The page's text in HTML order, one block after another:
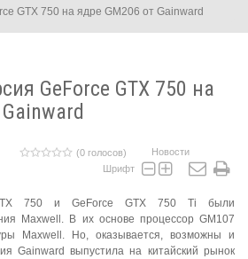
GTX 750 на ядре GM206 от Gainward
GeForce GTX 750 на
(0 голосов)
Новости
Шрифт
750 и GeForce GTX 750 Ti были
Maxwell. В их основе процессор GM107
Maxwell. Но, оказывается, возможны и
Gainward выпустила на китайский рынок